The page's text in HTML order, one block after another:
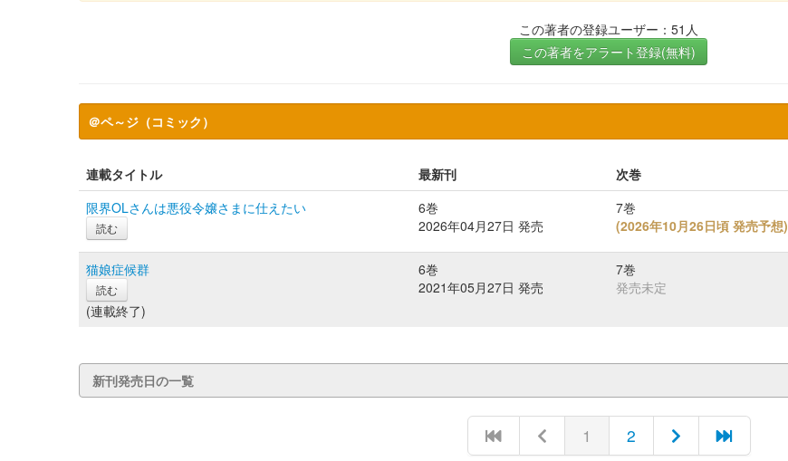
この著者の登録ユーザー：51人
この著者をアラート登録(無料)
＠ペ～ジ（コミック）
連載タイトル 最新刊
次巻
限界OLさんは悪役令嬢さまに仕えたい
読む
6巻
2026年04月27日 発売
7巻
(2026年10月26日頃 発売予想)
猫娘症候群
読む
(連載終了)
6巻
2021年05月27日 発売
7巻
発売未定
新刊発売日の一覧
1 2